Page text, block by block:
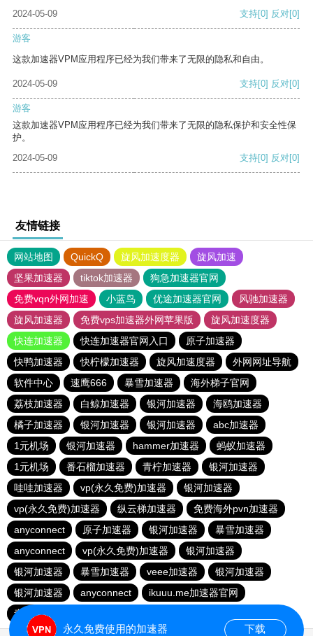
2024-05-09
支持[0] 反对[0]
游客
这款加速器VPM应用程序已经为我们带来了无限的隐私和自由。
2024-05-09 支持[0] 反对[0]
游客
这款加速器VPM应用程序已经为我们带来了无限的隐私保护和安全性保
护。
2024-05-09
支持[0] 反对[0]
友情链接
网站地图 QuickQ 旋风加速度器
旋风加速
坚果加速器
tiktok加速器
狗急加速器官网
免费vqn外网加速
小蓝鸟 优途加速器官网
风驰加速器
旋风加速器
免费vps加速器外网苹果版
旋风加速度器
快连加速器
快连加速器官网入口
原子加速器
快鸭加速器
快柠檬加速器 旋风加速度器
外网网址导航
软件中心
速鹰666 暴雪加速器
海外梯子官网
荔枝加速器
白鲸加速器 银河加速器
海鸥加速器
橘子加速器
银河加速器 银河加速器
abc加速器
1元机场
银河加速器 hammer加速器
蚂蚁加速器
1元机场
番石榴加速器 青柠加速器
银河加速器
哇哇加速器
vp(永久免费)加速器
银河加速器
vp(永久免费)加速器
纵云梯加速器
免费海外pvn加速器
anyconnect
原子加速器 银河加速器
暴雪加速器
anyconnect
vp(永久免费)加速器
银河加速器
银河加速器
暴雪加速器 veee加速器
银河加速器
银河加速器
anyconnect
ikuuu.me加速器官网
青柠加速器
永久免费使用的加速器 下载